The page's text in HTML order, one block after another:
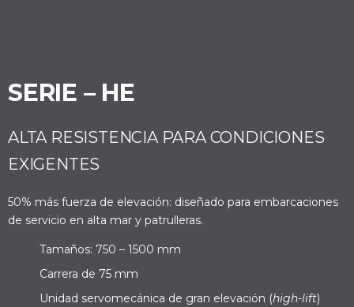
SERIE – HE
ALTA RESISTENCIA PARA CONDICIONES
EXIGENTES
50% más fuerza de elevación: diseñado para embarcaciones
de servicio en alta mar y patrulleras.
Tamaños: 750 – 1500 mm
Carrera de 75 mm
Unidad servomecánica de gran elevación (high-lift)